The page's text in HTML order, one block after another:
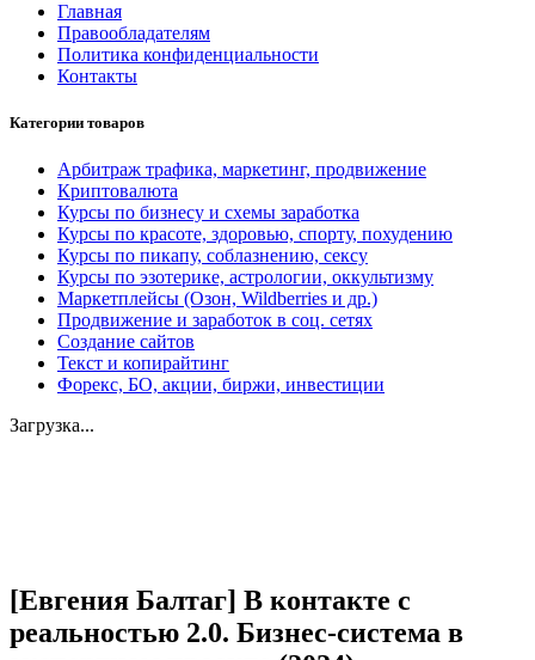
Главная
Правообладателям
Политика конфиденциальности
Контакты
Категории товаров
Арбитраж трафика, маркетинг, продвижение
Криптовалюта
Курсы по бизнесу и схемы заработка
Курсы по красоте, здоровью, спорту, похудению
Курсы по пикапу, соблазнению, сексу
Курсы по эзотерике, астрологии, оккультизму
Маркетплейсы (Озон, Wildberries и др.)
Продвижение и заработок в соц. сетях
Создание сайтов
Текст и копирайтинг
Форекс, БО, акции, биржи, инвестиции
Загрузка...
[Евгения Балтаг] В контакте с
реальностью 2.0. Бизнес-система в